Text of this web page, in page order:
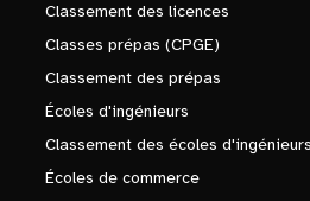
Classement des licences
Classes prépas (CPGE)
Classement des prépas
Écoles d'ingénieurs
Classement des écoles d'ingénieurs
Écoles de commerce